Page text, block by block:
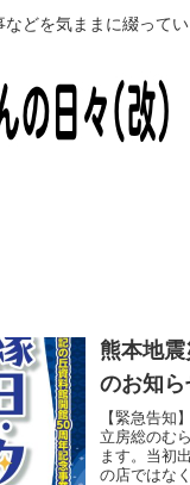
どを気ままに綴って
熊本地
のお知ら
【緊急告知
立房総のむ
ます。当初
の店ではな